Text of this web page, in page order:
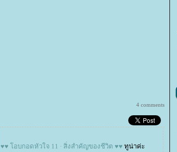
4 comments
♥♥ โอบกอดหัวใจ 11 · สิ่งสำคัญของชีวิต ♥♥ ทูน่าค่ะ